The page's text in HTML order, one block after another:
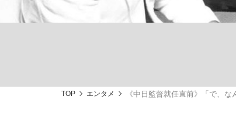
TOP エンタメ 《中日監督就任直前》「で、